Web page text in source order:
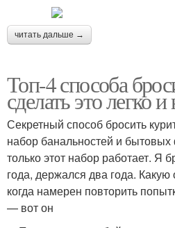
читать дальше →
Топ-4 способа
сделать это легко и
Секретный способ бросить
набор банальностей и
только этот набор работает. Я
года, держался два года.
когда намерен повторить
— вот он